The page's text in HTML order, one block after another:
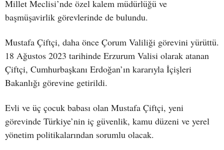
Millet Meclisi’nde özel kalem müdürlüğü ve
başmüşavirlik görevlerinde de bulundu.
Mustafa Çiftçi, daha önce Çorum Valiliği görevini yürüttü.
18 Ağustos 2023 tarihinde Erzurum Valisi olarak atanan
Çiftçi, Cumhurbaşkanı Erdoğan’ın kararıyla İçişleri
Bakanlığı görevine getirildi.
Evli ve üç çocuk babası olan Mustafa Çiftçi, yeni
görevinde Türkiye’nin iç güvenlik, kamu düzeni ve yerel
yönetim politikalarından sorumlu olacak.